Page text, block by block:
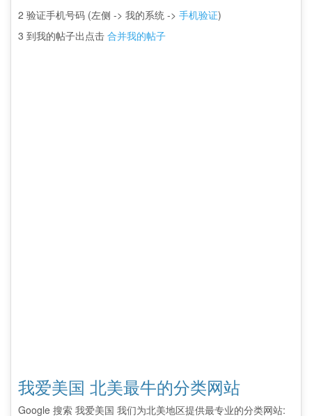
2 验证手机号码 (左侧 -> 我的系统 -> 手机验证)
3 到我的帖子出点击 合并我的帖子
我爱美国 北美最牛的分类网站
Google 搜索 我爱美国 我们为北美地区提供最专业的分类网站: